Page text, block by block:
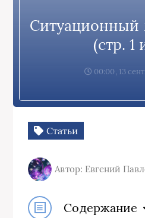
(стр. 1
00:00, 13
Статьи
Автор: Евгений
Содержание